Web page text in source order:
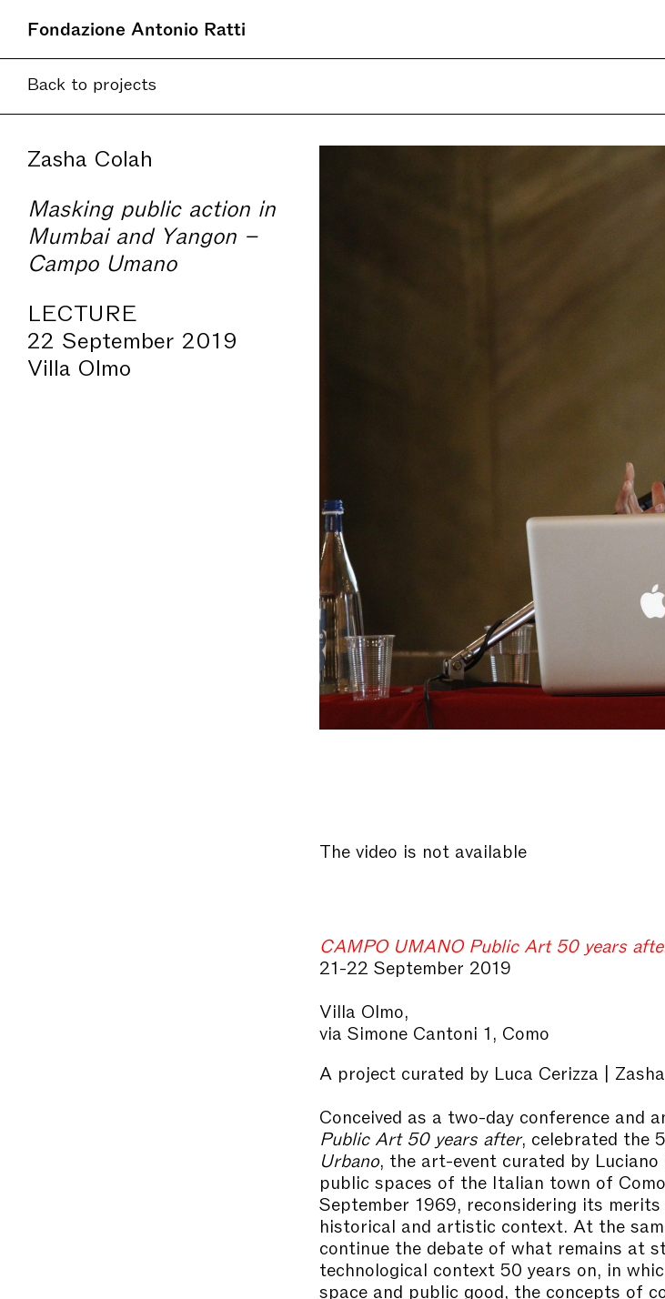
Fondazione Antonio Ratti
Back to projects
Zasha Colah
Masking public action in
Mumbai and Yangon –
Campo Umano
LECTURE
22 September 2019
Villa Olmo
The video is not available
CAMPO UMANO Public Art 50 years
21-22 September 2019
Villa Olmo,
via Simone Cantoni 1, Como
A project curated by Luca Cerizza |
Conceived as a two-day conference and
Public Art 50 years after, celebrated the
Urbano, the art-event curated by
public spaces of the Italian town of
September 1969, reconsidering its
historical and artistic context. At the
continue the debate of what remains at
technological context 50 years on, in
space and public good, the concepts of